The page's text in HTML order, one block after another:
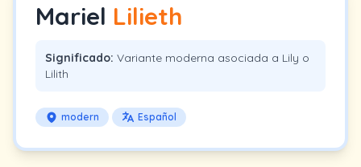
Mariel Lilieth
Significado: Variante moderna asociada a Lily o
Lilith
modern Español